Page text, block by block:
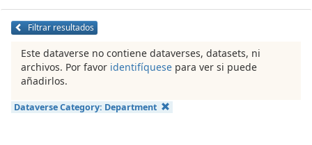
Filtrar resultados
Este dataverse no contiene dataverses, datasets, ni
archivos. Por favor identifíquese para ver si puede
añadirlos.
Dataverse Category: Department